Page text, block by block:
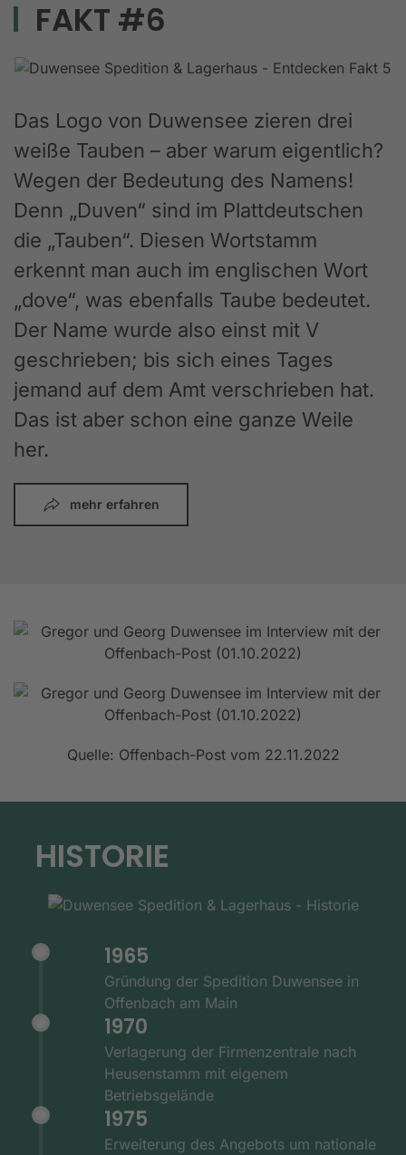
FAKT #6
Das Logo von Duwensee zieren drei
weiße Tauben – aber warum eigentlich?
Wegen der Bedeutung des Namens!
Denn „Duven“ sind im Plattdeutschen
die „Tauben“. Diesen Wortstamm
erkennt man auch im englischen Wort
„dove“, was ebenfalls Taube bedeutet.
Der Name wurde also einst mit V
geschrieben; bis sich eines Tages
jemand auf dem Amt verschrieben hat.
Das ist aber schon eine ganze Weile
her.
mehr erfahren
Quelle: Offenbach-Post vom 22.11.2022
HISTORIE
1965
Gründung der Spedition Duwensee in
Offenbach am Main
1970
Verlagerung der Firmenzentrale nach
Heusenstamm mit eigenem
Betriebsgelände
1975
Erweiterung des Angebots um nationale